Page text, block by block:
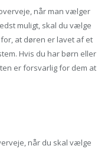
når man vælger
muligt, skal du vælge
at døren er lavet af et
Hvis du har børn eller
er forsvarlig for dem at
når du skal vælge